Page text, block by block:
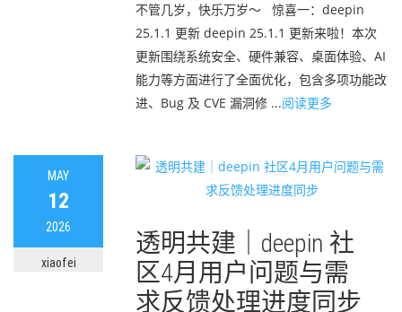
不管几岁，快乐万岁～ 惊喜一：deepin
25.1.1 更新 deepin 25.1.1 更新来啦！本次
更新围绕系统安全、硬件兼容、桌面体验、AI
能力等方面进行了全面优化，包含多项功能改
进、Bug 及 CVE 漏洞修 ...阅读更多
MAY
12
2026
xiaofei
透明共建｜deepin 社
区4月用户问题与需
求反馈处理进度同步